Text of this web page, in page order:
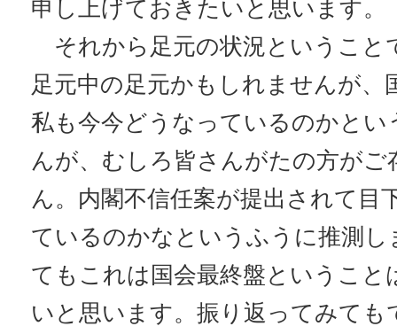
申し上げておきたいと思います。
それから足元の状況ということ
足元中の足元かもしれませんが、
私も今今どうなっているのかとい
んが、むしろ皆さんがたの方がご
ん。内閣不信任案が提出されて目
ているのかなというふうに推測
てもこれは国会最終盤ということ
いと思います。振り返ってみても